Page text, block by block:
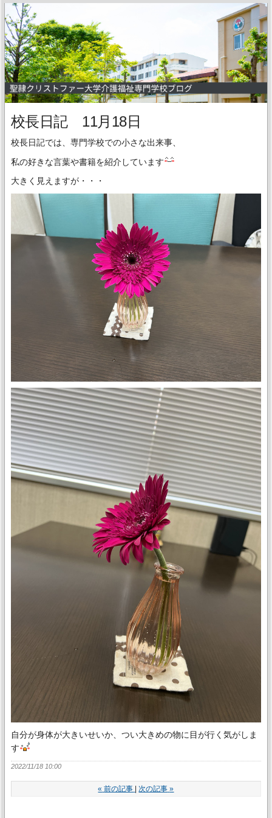
校長日記 11月18日
校長日記では、専門学校での小さな出来事、
私の好きな言葉や書籍を紹介しています
大きく見えますが・・・
自分が身体が大きいせいか、つい大きめの物に目が行く気がしま
す
2022/11/18 10:00
« 前の記事 次の記事 »